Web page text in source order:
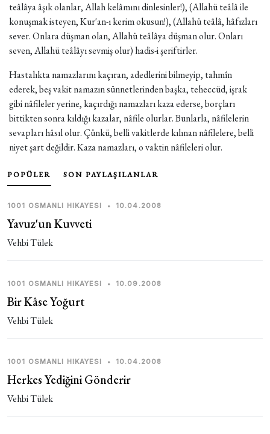
teâlâya âşık olanlar, Allah kelâmını dinlesinler!), (Allahü teâlâ ile
konuşmak isteyen, Kur'an-ı kerim okusun!), (Allahü teâlâ, hâfızları
sever. Onlara düşman olan, Allahü teâlâya düşman olur. Onları
seven, Allahü teâlâyı sevmiş olur) hadis-i şeriftirler.
Hastalıkta namazlarını kaçıran, adedlerini bilmeyip, tahmîn
ederek, beş vakit namazın sünnetlerinden başka, teheccüd, işrak
gibi nâfileler yerine, kaçırdığı namazları kaza ederse, borçları
bittikten sonra kıldığı kazalar, nâfile olurlar. Bunlarla, nâfilelerin
sevapları hâsıl olur. Çünkü, belli vakitlerde kılınan nâfilelere, belli
niyet şart değildir. Kaza namazları, o vaktin nâfileleri olur.
POPÜLER SON PAYLAŞILANLAR
1001 OSMANLI HIKAYESI • 10.04.2008
Yavuz'un Kuvveti
Vehbi Tülek
1001 OSMANLI HIKAYESI • 10.09.2008
Bir Kâse Yoğurt
Vehbi Tülek
1001 OSMANLI HIKAYESI • 10.04.2008
Herkes Yediğini Gönderir
Vehbi Tülek